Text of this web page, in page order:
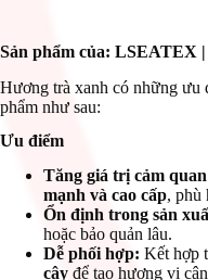
Sản phẩm của: LSEATEX
Hương trà xanh có những ưu
phẩm như sau:
Ưu điểm
Tăng giá trị cảm
mạnh và cao cấp, phù
Ổn định trong sản
hoặc bảo quản lâu.
Dễ phối hợp: Kết hợp
cây để tạo hương vị